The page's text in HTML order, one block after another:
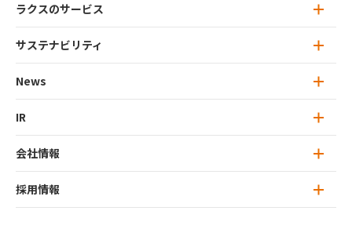
ラクスの想い トップ
ミッション・ビジョン
ラクスのカルチャー
行動指針：ラクスリーダーシップ
ラクスのサービス
ラクスのサービス トップ
楽楽クラウド
オウンドメディア
ラクスのAI戦略
サステナビリティ
サステナビリティ トップ
ラクスのマテリアリティ
サステナビリティレポート
News
News 一覧
プレスリリース
お知らせ
IR
IR トップ
トップメッセージ
会社情報
会社情報 トップ
採用情報